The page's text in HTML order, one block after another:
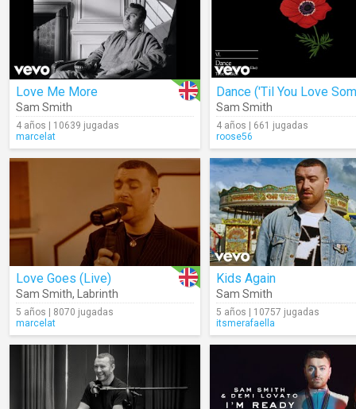
Love Me More
Sam Smith
4 años | 10639 jugadas
marcelat
Sam Smith
4 años | 661 jugadas
roose56
Love Goes (Live)
Sam Smith, Labrinth
5 años | 8070 jugadas
marcelat
Kids Again
Sam Smith
5 años | 10757 jugadas
itsmerafaella